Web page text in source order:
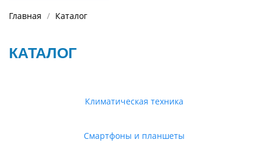
Главная Каталог
КАТАЛОГ
Климатическая техника
Смартфоны и планшеты